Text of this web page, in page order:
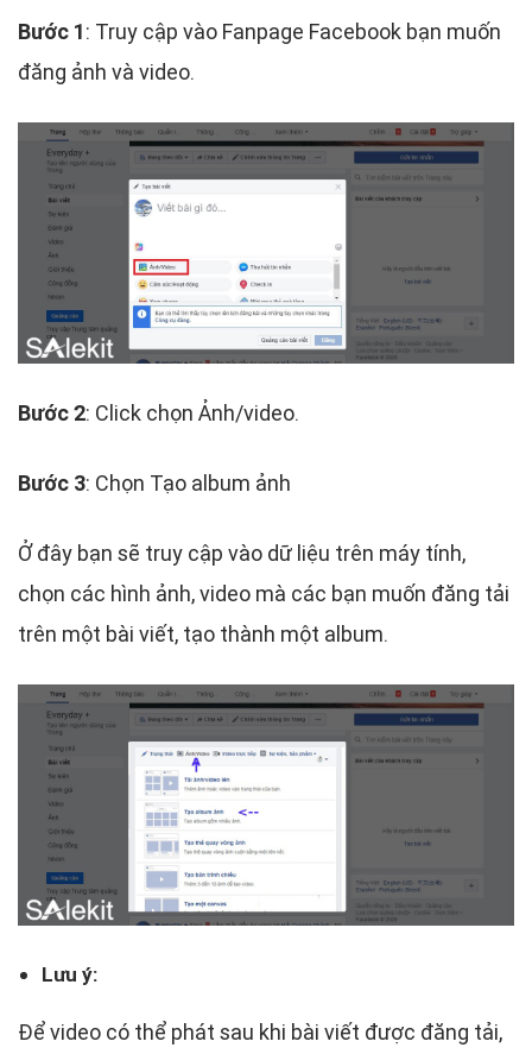
Bước 1: Truy cập vào Fanpage Facebook bạn muốn
đăng ảnh và video.
Bước 2: Click chọn Ảnh/video.
Bước 3: Chọn Tạo album ảnh
Ở đây bạn sẽ truy cập vào dữ liệu trên máy tính,
chọn các hình ảnh, video mà các bạn muốn đăng tải
trên một bài viết, tạo thành một album.
Lưu ý:
Để video có thể phát sau khi bài viết được đăng tải,